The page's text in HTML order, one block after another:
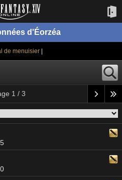
d'Éorzéa
de menuisier
1 / 3